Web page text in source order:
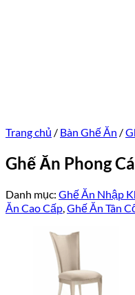
Trang chủ / Bàn Ghế Ăn /
Ghế Ăn Phong
Danh mục: Ghế Ăn Nhập
Ăn Cao Cấp,Ghế Ăn Tân